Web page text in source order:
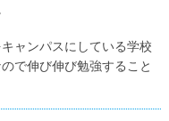
ャンパスにしている学校
で伸び伸び勉強すること